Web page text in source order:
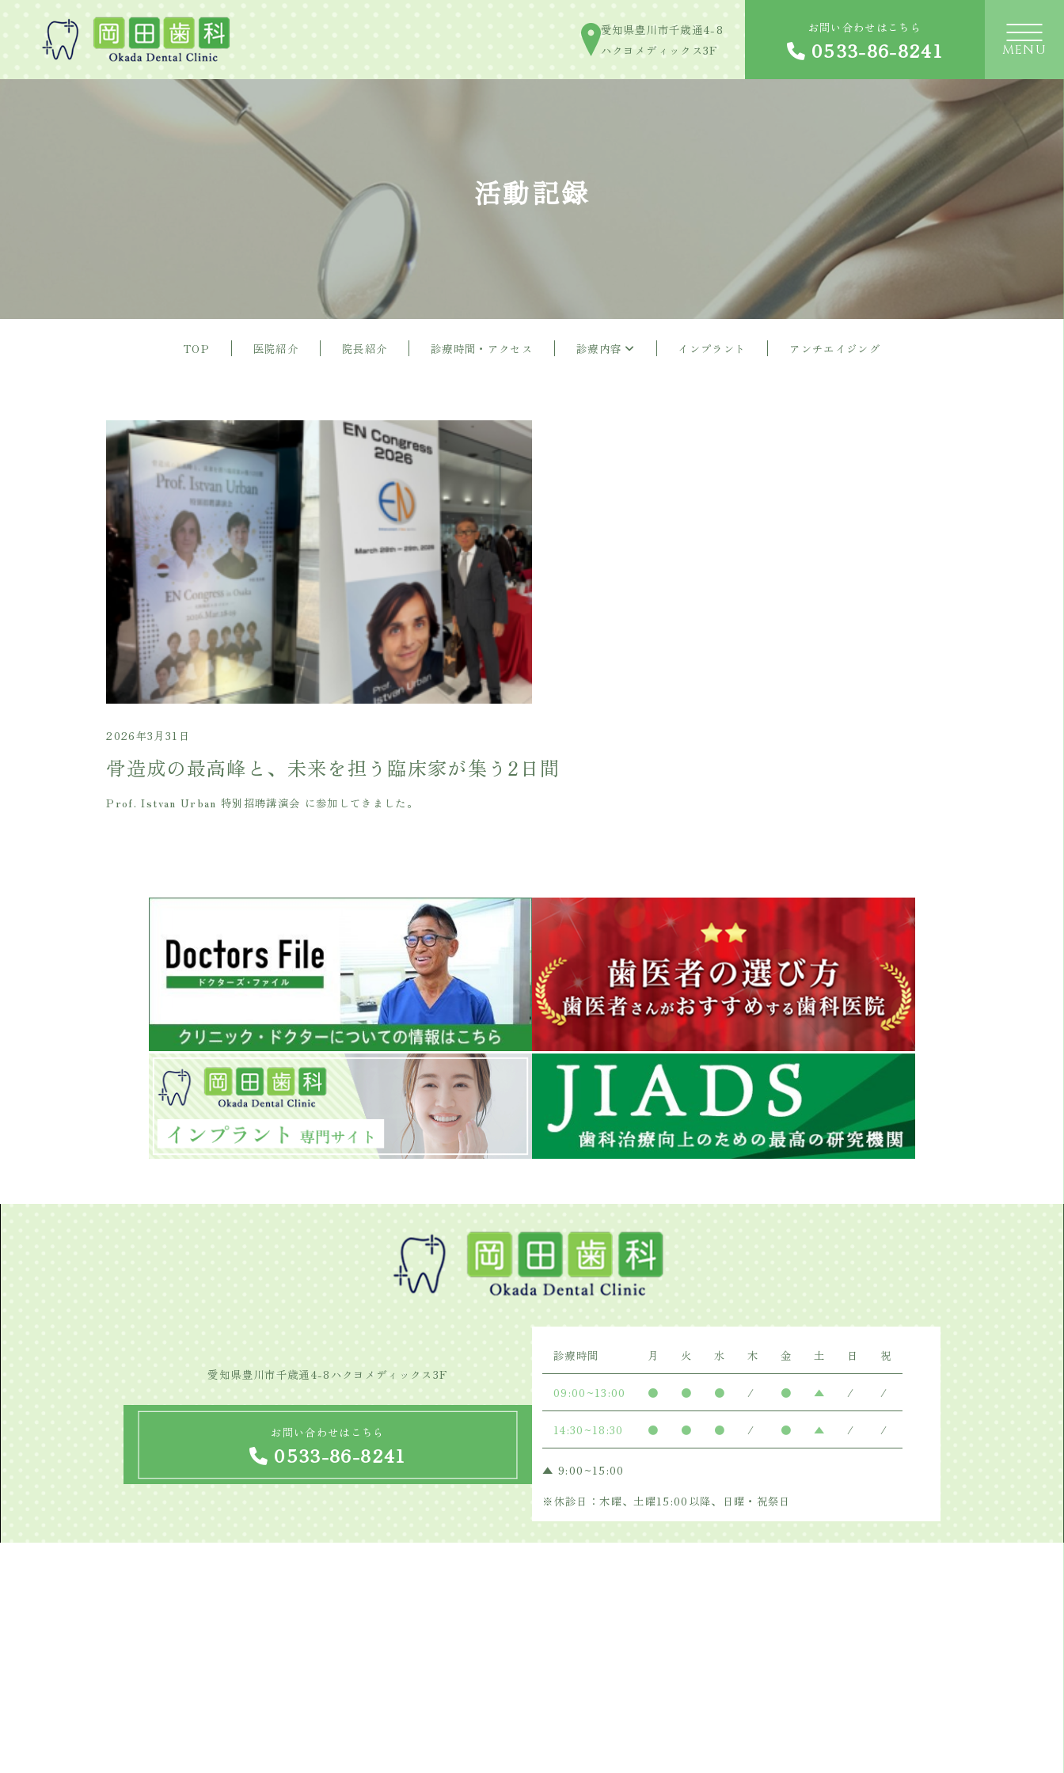
愛知県豊川市千歳通4-8
ハクヨメディックス3F
お問い合わせはこちら
0533-86-8241 MENU
活動記録
TOP 医院紹介 院長紹介 診療時間・アクセス 診療内容 インプラント アンチエイジング
2026年3月31日
骨造成の最高峰と、未来を担う臨床家が集う2日間
Prof. Istvan Urban 特別招聘講演会 に参加してきました。
愛知県豊川市千歳通4-8ハクヨメディックス3F
お問い合わせはこちら
0533-86-8241
診療時間 月 火 水 木 金 土 日 祝
09:00~13:00 ● ● ● / ● ▲ / /
14:30~18:30 ● ● ● / ● ▲ / /
▲ 9:00~15:00
※休診日：木曜、土曜15:00以降、日曜・祝祭日